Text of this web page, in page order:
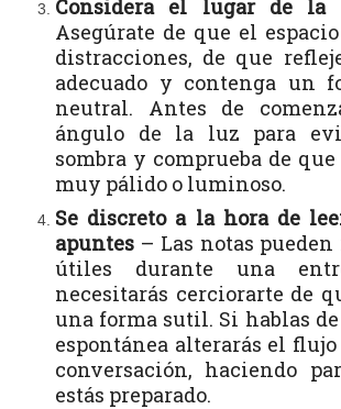
Considera el lugar de la
Asegúrate de que el
distracciones, de que
adecuado y contenga un
neutral. Antes de
ángulo de la luz para
sombra y comprueba de que
muy pálido o luminoso.
Se discreto a la hora de
apuntes – Las notas
útiles durante una
necesitarás cerciorarte de
una forma sutil. Si hablas
espontánea alterarás el
conversación, haciendo
estás preparado.